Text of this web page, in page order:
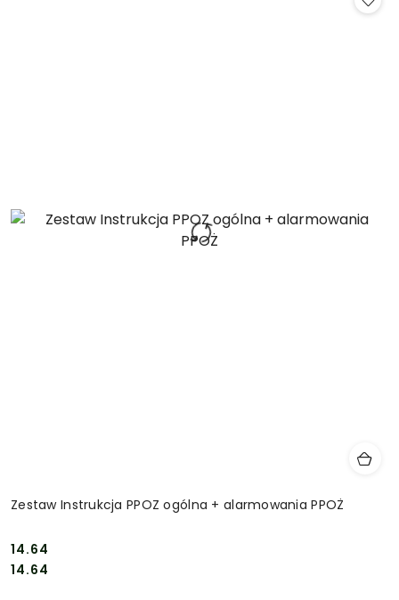
Zestaw Instrukcja PPOZ ogólna + alarmowania PPOŻ
Cena:
14.64
Cena:
14.64